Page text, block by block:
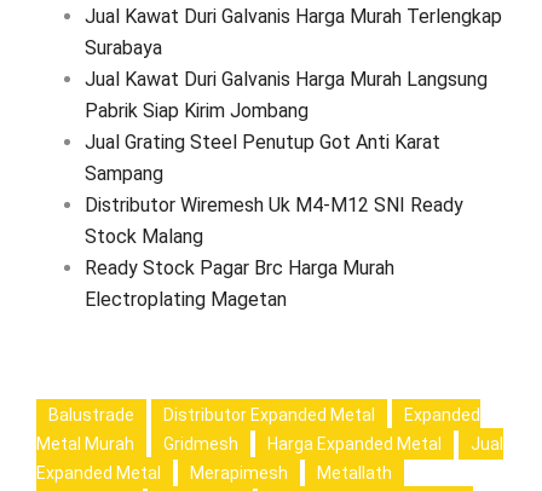
Jual Kawat Duri Galvanis Harga Murah Terlengkap
Surabaya
Jual Kawat Duri Galvanis Harga Murah Langsung
Pabrik Siap Kirim Jombang
Jual Grating Steel Penutup Got Anti Karat
Sampang
Distributor Wiremesh Uk M4-M12 SNI Ready
Stock Malang
Ready Stock Pagar Brc Harga Murah
Electroplating Magetan
Balustrade Distributor Expanded Metal
Expanded
Metal Murah
Gridmesh Harga Expanded Metal
Jual
Expanded Metal
Merapimesh
Metallath